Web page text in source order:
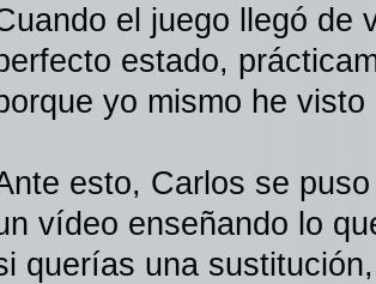
el juego llegó de
estado,
yo mismo he
esto, Carlos se
vídeo enseñando lo
querías una